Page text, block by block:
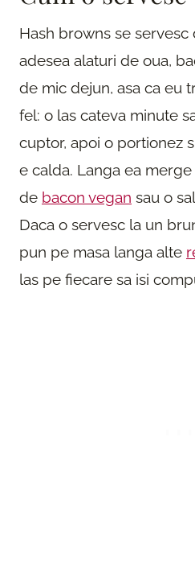
Hash browns se servesc
adesea alaturi de oua,
de mic dejun, asa ca eu
fel: o las cateva minute
cuptor, apoi o portionez
e calda. Langa ea
de bacon vegan sau o
Daca o servesc la un
pun pe masa langa alte
las pe fiecare sa isi